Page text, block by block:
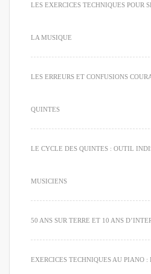
LES EXERCICES TECHNIQUES POUR
LA MUSIQUE
LES ERREURS ET CONFUSIONS
QUINTES
LE CYCLE DES QUINTES : OUTIL
MUSICIENS
50 ANS SUR TERRE ET 10 ANS
EXERCICES TECHNIQUES AU PIANO :